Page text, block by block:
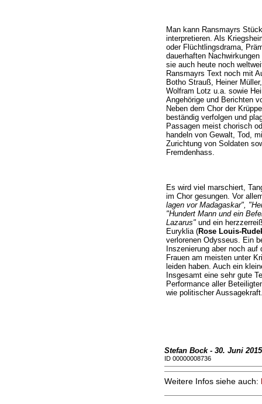
Man kann Ransmayrs
interpretieren. Als
oder Flüchtlingsdrama,
dauerhaften
sie auch heute noch
Ransmayrs Text noch mit
Botho Strauß, Heiner
Wolfram Lotz u.a. sowie
Angehörige und Berichten
Neben dem Chor der
beständig verfolgen und
Passagen meist chorisch
handeln von Gewalt, Tod,
Zurichtung von Soldaten
Fremdenhass.
Es wird viel marschiert,
im Chor gesungen. Vor
lagen vor Madagaskar",
"Hundert Mann und ein
Lazarus"und ein
Euryklia (Rose Louis-
verlorenen Odysseus. Ein
Inszenierung aber noch
Frauen am meisten unter
leiden haben. Auch ein
Insgesamt eine sehr gute
Performance aller
wie politischer
Stefan Bock - 30. Juni 2015
ID 00000008736
Weitere Infos siehe auch: